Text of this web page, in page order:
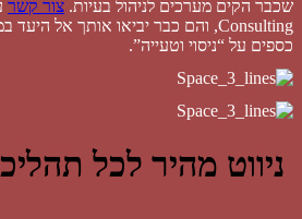
כספים על “ניסוי וטעייה”.
ניווט מהיר לכל תהליכי ITIL: